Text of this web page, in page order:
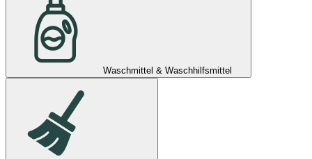
Waschmittel & Waschhilfsmittel